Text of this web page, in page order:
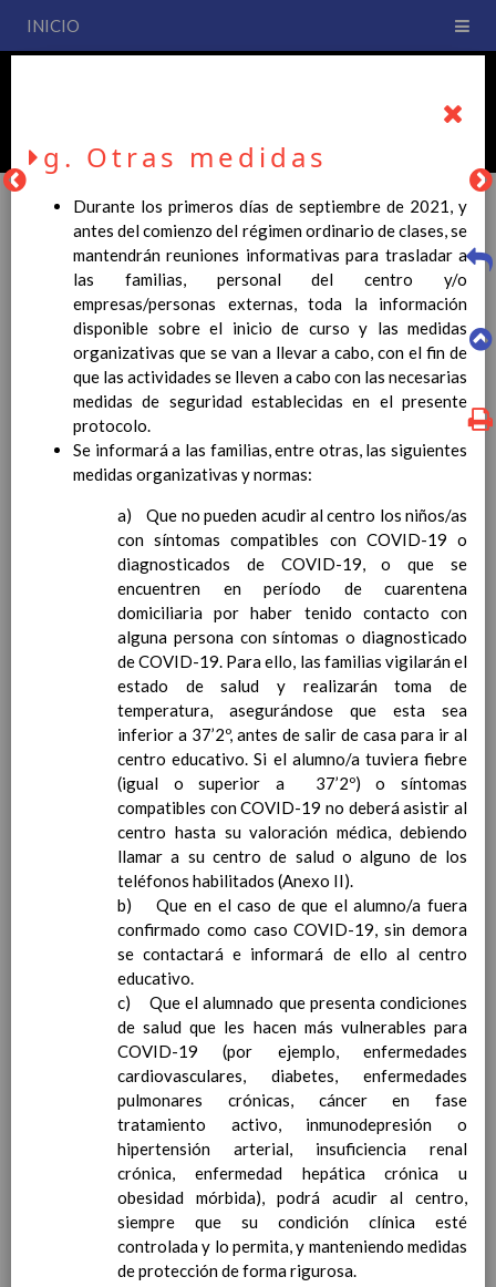
INICIO
PLAN DE CENTRO
La entrada en vigor del Real Decreto 126/2014, de 28 de
febrero, por el que se establece el currículo básico de la
Educación Primaria, se ha hecho necesario la revisión y
adecuación de nuestro Plan de Centro a esta normativa, el cual
usted podrá consultar desde este sitio web.
Esperamos que sea de su interés.
Contenido
IntroducciÃ³n
AnÃ¡lisis del Contexto
Proyecto Educativo
Marco Normativo
Objetivos propios para la mejora del rendimiento
escolar
LÃ­neas generales de actuaciÃ³n pedagÃ³gica
CoordinaciÃ³n y concreciÃ³n de los contenidos
curriculares, asÃ­ como el tratamiento transversal
en las Ã¡reas de la educaciÃ³n en valores y otras
enseÃ±anzas
EducaciÃ³n Infantil (Segundo Ciclo)
noviembre 2019
Objetivos generales
Ãreas Curriculares
InterrelaciÃ³n de las inteligencias
mÃºltiples con los objetivos generales
Competencias bÃ¡sicas
15 noviembre 2019
ProgramaciÃ³n y relaciÃ³n de los
elementos curriculares del 2Âº ciclo de
e. Infantil
15 noviembre 2019
EvaluaciÃ³n 15 noviembre 2019
InterrelaciÃ³n familiar-centro
educativo
AtenciÃ³n a la diversidad
15 noviembre
2019
Proyecto curricular de ReligiÃ³n
CatÃ³lica en Segundo Ciclo de Infantil
ConcreciÃ³n curricular para la
g. Otras medidas
Durante los primeros días de septiembre de 2021, y
antes del comienzo del régimen ordinario de clases, se
mantendrán reuniones informativas para trasladar a
las familias, personal del centro y/o
empresas/personas externas, toda la información
disponible sobre el inicio de curso y las medidas
organizativas que se van a llevar a cabo, con el fin de
que las actividades se lleven a cabo con las necesarias
medidas de seguridad establecidas en el presente
protocolo.
Se informará a las familias, entre otras, las siguientes
medidas organizativas y normas:
a) Que no pueden acudir al centro los niños/as
con síntomas compatibles con COVID-19 o
diagnosticados de COVID-19, o que se
encuentren en período de cuarentena
domiciliaria por haber tenido contacto con
alguna persona con síntomas o diagnosticado
de COVID-19. Para ello, las familias vigilarán el
estado de salud y realizarán toma de
temperatura, asegurándose que esta sea
inferior a 37’2º, antes de salir de casa para ir al
centro educativo. Si el alumno/a tuviera fiebre
(igual o superior a 37’2º) o síntomas
compatibles con COVID-19 no deberá asistir al
centro hasta su valoración médica, debiendo
llamar a su centro de salud o alguno de los
teléfonos habilitados (Anexo II).
b) Que en el caso de que el alumno/a fuera
confirmado como caso COVID-19, sin demora
se contactará e informará de ello al centro
educativo.
c) Que el alumnado que presenta condiciones
de salud que les hacen más vulnerables para
COVID-19 (por ejemplo, enfermedades
cardiovasculares, diabetes, enfermedades
pulmonares crónicas, cáncer en fase
tratamiento activo, inmunodepresión o
hipertensión arterial, insuficiencia renal
crónica, enfermedad hepática crónica u
obesidad mórbida), podrá acudir al centro,
siempre que su condición clínica esté
controlada y lo permita, y manteniendo medidas
de protección de forma rigurosa.